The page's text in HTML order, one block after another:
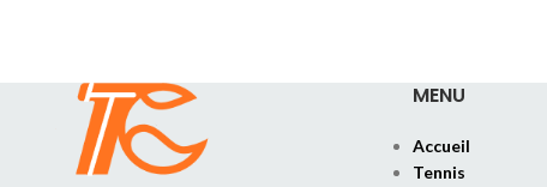
MENU
Accueil
Tennis